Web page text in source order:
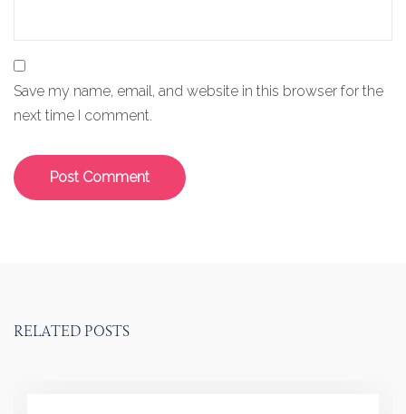
Save my name, email, and website in this browser for the
next time I comment.
RELATED POSTS